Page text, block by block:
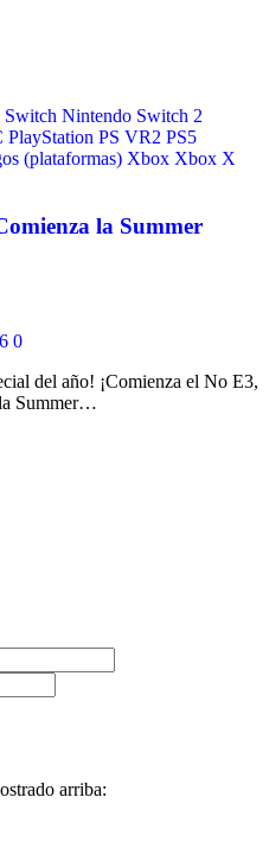
Switch Nintendo Switch 2
PlayStation PS VR2 PS5
(plataformas) Xbox Xbox X
la Summer
0
del año! ¡Comienza el No E3,
Summer…
arriba: